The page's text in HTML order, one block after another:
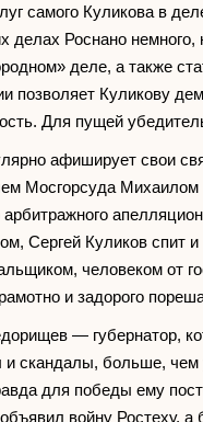
самого Куликова в
делах Роснано немного,
деле, а также
позволяет Куликову
Для пущей
афиширует свои
Мосгорсуда
Сергей Куликов спит и
человеком от
и задорого
— губернатор,
и скандалы, больше, чем
для победы ему
войну Ростеху, а